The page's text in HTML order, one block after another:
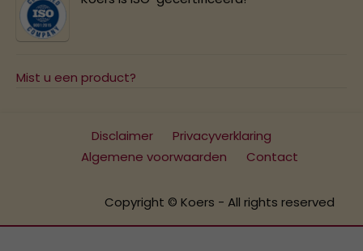
Mist u een product?
Disclaimer
Privacyverklaring
Algemene voorwaarden
Contact
Copyright © Koers - All rights reserved